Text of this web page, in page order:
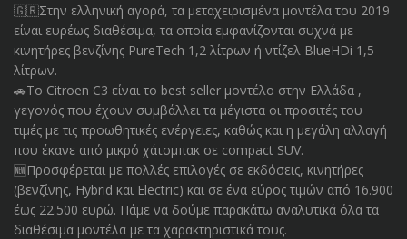
🇬🇷Στην ελληνική αγορά, τα μεταχειρισμένα μοντέλα του 2019
είναι ευρέως διαθέσιμα, τα οποία εμφανίζονται συχνά με
κινητήρες βενζίνης PureTech 1,2 λίτρων ή ντίζελ BlueHDi 1,5
λίτρων.
🚗Το Citroen C3 είναι το best seller μοντέλο στην Ελλάδα ,
γεγονός που έχουν συμβάλλει τα μέγιστα οι προσιτές του
τιμές με τις προωθητικές ενέργειες, καθώς και η μεγάλη αλλαγή
που έκανε από μικρό χάτσμπακ σε compact SUV.
🆕Προσφέρεται με πολλές επιλογές σε εκδόσεις, κινητήρες
(βενζίνης, Hybrid και Electric) και σε ένα εύρος τιμών από 16.900
έως 22.500 ευρώ. Πάμε να δούμε παρακάτω αναλυτικά όλα τα
διαθέσιμα μοντέλα με τα χαρακτηριστικά τους.